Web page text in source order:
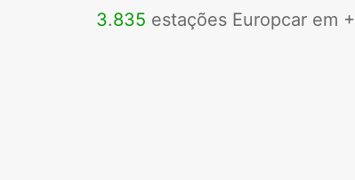
3.835 estações Europcar em +